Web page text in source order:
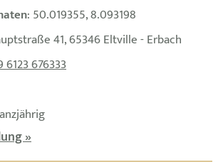
: 50.019355, 8.093198
41, 65346 Eltville - Erbach
6123 676333
»